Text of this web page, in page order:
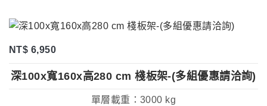
NT$ 6,950
深100x寬160x高280 cm 棧板架-(多組優惠請洽詢)
單層載重：3000 kg